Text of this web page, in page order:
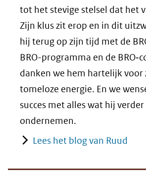
tot het stevige stelsel dat het
Zijn klus zit erop en in dit
hij terug op zijn tijd met de
BRO-programma en de
danken we hem hartelijk voor
tomeloze energie. En we
succes met alles wat hij
ondernemen.
Lees het blog van Ruud